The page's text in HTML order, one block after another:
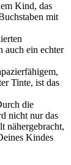
Kind, das
mit
auch ein echter
Tinte, ist das
die
nicht nur das
nähergebracht,
Kindes